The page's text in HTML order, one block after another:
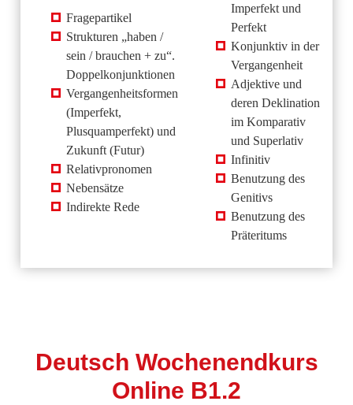
Fragepartikel
Strukturen „haben /
sein / brauchen + zu“.
Doppelkonjunktionen
Vergangenheitsformen
(Imperfekt,
Plusquamperfekt) und
Zukunft (Futur)
Relativpronomen
Nebensätze
Indirekte Rede
Imperfekt und
Perfekt
Konjunktiv in der
Vergangenheit
Adjektive und
deren Deklination
im Komparativ
und Superlativ
Infinitiv
Benutzung des
Genitivs
Benutzung des
Präteritums
Deutsch Wochenendkurs
Online B1.2